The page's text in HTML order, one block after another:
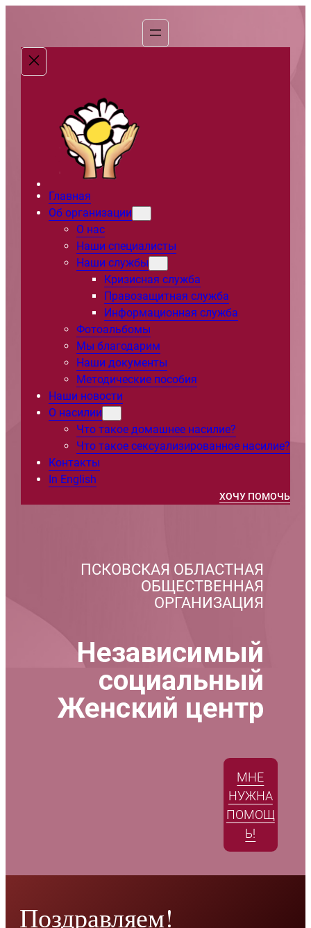
содержимому
Главная
Об организации
О нас
Наши специалисты
Наши службы
Кризисная служба
Правозащитная служба
Информационная служба
Фотоальбомы
Мы благодарим
Наши документы
Методические пособия
Наши новости
О насилии
Что такое домашнее насилие?
Что такое сексуализированное насилие?
Контакты
In English
ХОЧУ ПОМОЧЬ
ПСКОВСКАЯ ОБЛАСТНАЯ
ОБЩЕСТВЕННАЯ
ОРГАНИЗАЦИЯ
Независимый
социальный
Женский центр
МНЕ
НУЖНА
ПОМОЩ
Ь!
Поздравляем!